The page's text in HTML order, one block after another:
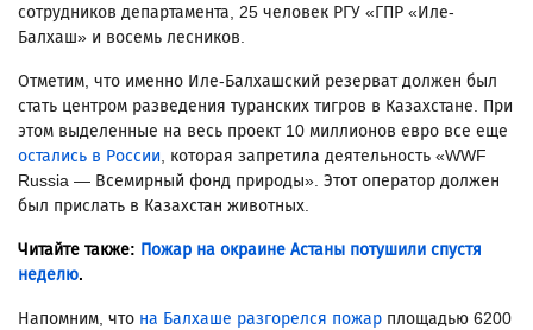
сотрудников департамента, 25 человек РГУ «ГПР «Иле-
Балхаш» и восемь лесников.
Отметим, что именно Иле-Балхашский резерват должен был
стать центром разведения туранских тигров в Казахстане. При
этом выделенные на весь проект 10 миллионов евро все еще
остались в России, которая запретила деятельность «WWF
Russia — Всемирный фонд природы». Этот оператор должен
был прислать в Казахстан животных.
Читайте также: Пожар на окраине Астаны потушили спустя
неделю.
Напомним, что на Балхаше разгорелся пожар площадью 6200